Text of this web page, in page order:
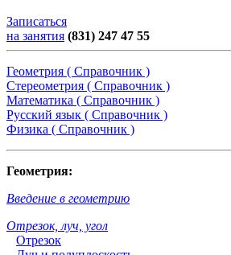
Записаться
на занятия (831) 247 47 55
Геометрия ( Справочник )
Стереометрия ( Справочник )
Математика ( Справочник )
Русский язык ( Справочник )
Физика ( Справочник )
Геометрия:
Введение в геометрию
Отрезок, луч, угол
Отрезок